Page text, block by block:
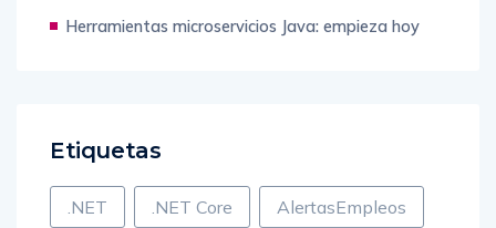
Herramientas microservicios Java: empieza hoy
Etiquetas
.NET .NET Core AlertasEmpleos